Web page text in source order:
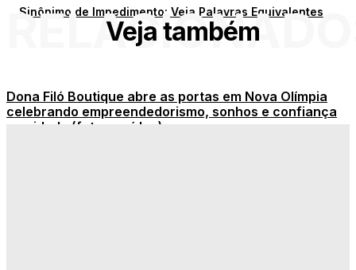
Sinônimo de Impedimento: Veja Palavras Equivalentes
Veja também
Dona Filó Boutique abre as portas em Nova Olímpia
celebrando empreendedorismo, sonhos e confiança
na cidade (fotos e vídeo)